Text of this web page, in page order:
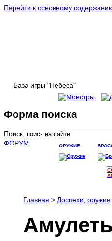
Перейти к основному
База игры "Небеса"
Форма поиска
Поиск
ФОРУМ
ОРУЖИЕ
Главная > Доспехи, оружие